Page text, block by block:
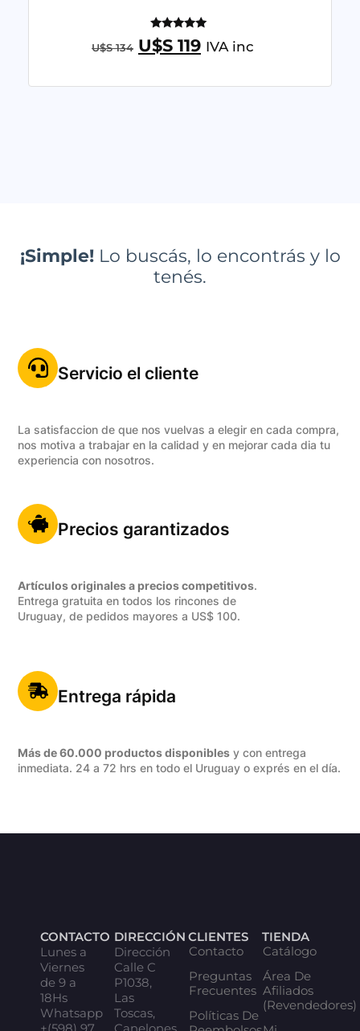
Valorado
con
U$S134 U$S 119 IVA inc
¡Simple!Lo buscás, lo encontrás y lo
tenés.
Servicio el cliente
La satisfaccion de que nos vuelvas a elegir en cada compra,
nos motiva a trabajar en la calidad y en mejorar cada dia tu
experiencia con nosotros.
Precios garantizados
Artículos originales a precios competitivos.
Entrega gratuita en todos los rincones de
Uruguay, de pedidos mayores a US$ 100.
Entrega rápida
Más de 60.000 productos disponibles y con entrega
inmediata. 24 a 72 hrs en todo el Uruguay o exprés en el día.
CONTACTO
Lunes a
Viernes
de 9 a
18Hs
Whatsapp
DIRECCIÓN
Dirección
Calle C
P1038,
Las
Toscas,
CLIENTES
Contacto
Preguntas
Frecuentes
Políticas De
TIENDA
Catálogo
Área De
Afiliados
(Revendedores)